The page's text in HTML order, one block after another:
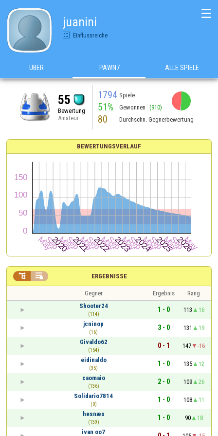
juanini
Einflussreiche
☰
ÜBER PAWN7 ALLE SPIELE
55
Bewertung
Amateur
1794 Spiele
51% Gewonnen (910)
80 Durchschn. Gegnerbewertung
BEWERTUNGSVERLAUF
ERGEBNISSE
 
Gegner Ergebnis
Rang
Shooter24
(114)
1 - 0 113
16
jcninop
(16)
3 - 0 131
19
Givaldo62
(154)
0 - 1 147
-16
eidinaldo
(35)
1 - 0 135
12
caomaio
(136)
2 - 0 109
26
Solidario7814
(0)
1 - 0 108
11
hesnæs
(139)
1 - 0 90
18
ivan oo7